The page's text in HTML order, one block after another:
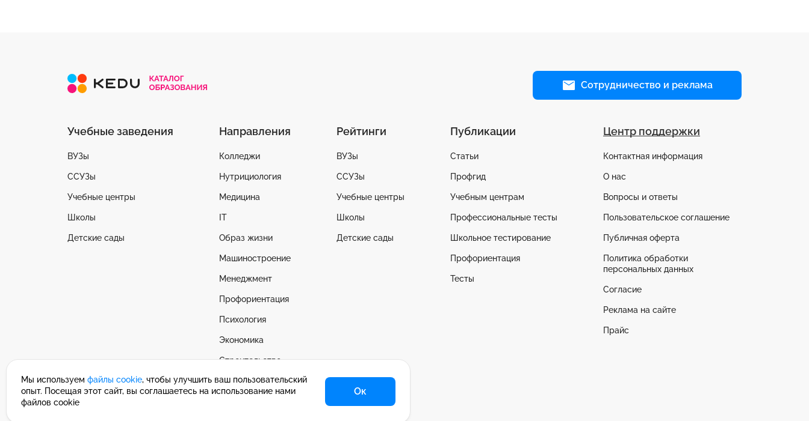
Сотрудничество и реклама
Учебные заведения
ВУЗы
ССУЗы
Учебные центры
Школы
Детские сады
Направления
Колледжи
Нутрициология
Медицина
IT
Образ жизни
Машиностроение
Менеджмент
Профориентация
Психология
Экономика
Строительство
Смотреть все
Рейтинги
ВУЗы
ССУЗы
Учебные центры
Школы
Детские сады
Публикации
Статьи
Профгид
Учебным центрам
Профессиональные тесты
Школьное тестирование
Профориентация
Тесты
Центр поддержки
Контактная информация
О нас
Вопросы и ответы
Пользовательское соглашение
Публичная оферта
Политика обработки
персональных данных
Согласие
Реклама на сайте
Прайс
Мы используем файлы cookie, чтобы улучшить ваш пользовательский
опыт. Посещая этот сайт, вы соглашаетесь на использование нами
файлов cookie
Ок